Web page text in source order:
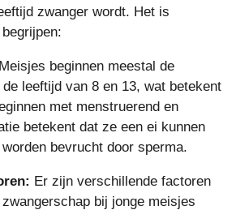
zwanger wordt. Het is
Meisjes beginnen meestal de
leeftijd van 8 en 13, wat betekent
met menstruerend en
betekent dat ze een ei kunnen
bevrucht door sperma.
Er zijn verschillende factoren
bij jonge meisjes